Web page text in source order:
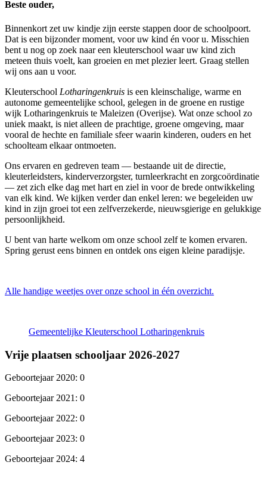
Beste ouder,
Binnenkort zet uw kindje zijn eerste stappen door de schoolpoort.
Dat is een bijzonder moment, voor uw kind én voor u. Misschien
bent u nog op zoek naar een kleuterschool waar uw kind zich
meteen thuis voelt, kan groeien en met plezier leert. Graag stellen
wij ons aan u voor.
Kleuterschool Lotharingenkruis is een kleinschalige, warme en
autonome gemeentelijke school, gelegen in de groene en rustige
wijk Lotharingenkruis te Maleizen (Overijse). Wat onze school zo
uniek maakt, is niet alleen de prachtige, groene omgeving, maar
vooral de hechte en familiale sfeer waarin kinderen, ouders en het
schoolteam elkaar ontmoeten.
Ons ervaren en gedreven team — bestaande uit de directie,
kleuterleidsters, kinderverzorgster, turnleerkracht en zorgcoördinatie
— zet zich elke dag met hart en ziel in voor de brede ontwikkeling
van elk kind. We kijken verder dan enkel leren: we begeleiden uw
kind in zijn groei tot een zelfverzekerde, nieuwsgierige en gelukkige
persoonlijkheid.
U bent van harte welkom om onze school zelf te komen ervaren.
Spring gerust eens binnen en ontdek ons eigen kleine paradijsje.
Alle handige weetjes over onze school in één overzicht.
Gemeentelijke Kleuterschool Lotharingenkruis
Vrije plaatsen schooljaar 2026-2027
Geboortejaar 2020: 0
Geboortejaar 2021: 0
Geboortejaar 2022: 0
Geboortejaar 2023: 0
Geboortejaar 2024: 4